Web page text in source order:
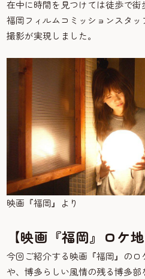
在中に時間を見つけては徒歩で
福岡フィルムコミッションスタ
撮影が実現しました。
映画『福岡』より
【映画『福岡』ロケ
今回ご紹介する映画『福岡』の
や、博多らしい風情の残る博多